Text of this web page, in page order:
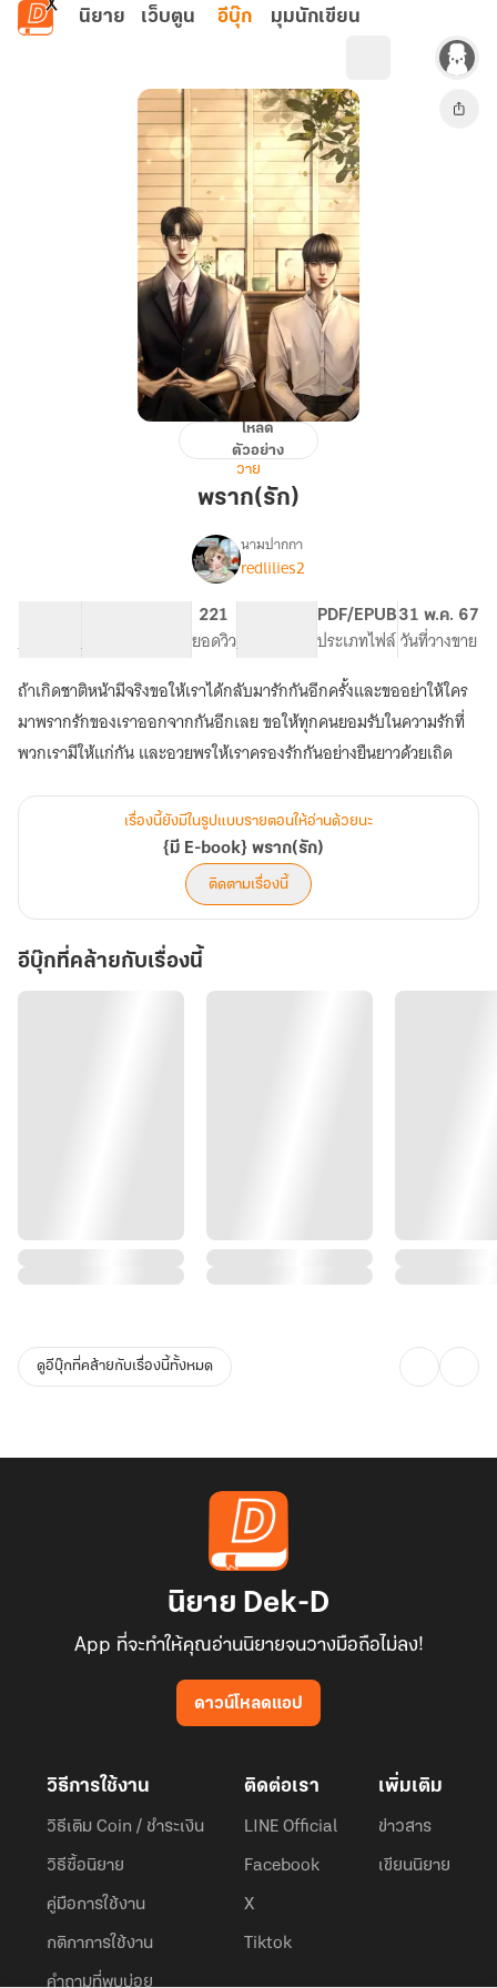
ข้ามไปยังเนื้อหาหลัก
นิยาย เว็บตูน อีบุ๊ก มุมนักเขียน
พราก(รัก)
โหลด
ตัวอย่าง
วาย
พราก(รัก)
เรื่อง{มี
นามปากกา
redlilies2
จำนวนคำ จำนวนหน้า (A5)
221
ยอดวิวระดับเนื้อหา
PDF/EPUB
ประเภทไฟล์
31 พ.ค. 67
วันที่วางขาย
ถ้าเกิดชาติหน้ามีจริงขอให้เราได้กลับมารักกันอีกครั้งและขออย่าให้ใคร
มาพรากรักของเราออกจากกันอีกเลย ขอให้ทุกคนยอมรับในความรักที่
พวกเรามีให้แก่กัน และอวยพรให้เราครองรักกันอย่างยืนยาวด้วยเถิด
เรื่องนี้ยังมีในรูปแบบรายตอนให้อ่านด้วยนะ
{มี E-book} พราก(รัก)
ติดตามเรื่องนี้
อีบุ๊กที่คล้ายกับเรื่องนี้
ดูอีบุ๊กที่คล้ายกับเรื่องนี้ทั้งหมด
นิยาย Dek-D
App ที่จะทำให้คุณอ่านนิยายจนวางมือถือไม่ลง!
ดาวน์โหลดแอป
วิธีการใช้งาน
วิธีเติม Coin / ชำระเงิน
วิธีซื้อนิยาย
คู่มือการใช้งาน
กติกาการใช้งาน
คำถามที่พบบ่อย
ติดต่อเรา
LINE Official
Facebook
X
Tiktok
เพิ่มเติม
ข่าวสาร
เขียนนิยาย